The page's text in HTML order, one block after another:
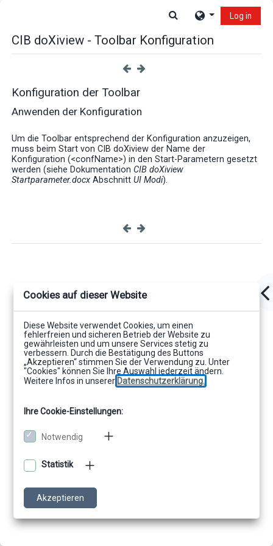
Toggle search input
Log in
CIB doXiview - Toolbar Konfiguration
Konfiguration der Toolbar
Anwenden der Konfiguration
Um die Toolbar entsprechend der Konfiguration anzuzeigen,
muss beim Start von CIB doXiview der Name der
Konfiguration (<confName>) in den Start-Parametern gesetzt
werden (siehe Dokumentation CIB doXiview
Startparameter.docx AbschnittUI Modi).
Cookies auf dieser Website
Diese Website verwendet Cookies, um einen
fehlerfreien und sicheren Betrieb der Website zu
gewährleisten und um unsere Services stetig zu
verbessern. Durch die Bestätigung des Buttons
„Akzeptieren“ stimmen Sie der Verwendung zu. Unter
"Cookies" können Sie Ihre Auswahl jederzeit ändern.
Weitere Infos in unserer Datenschutzerklärung.
Ihre Cookie-Einstellungen:
Notwendig
Statistik
Akzeptieren